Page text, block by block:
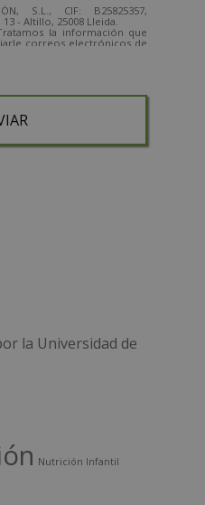
S.L., CIF: B25825357,
- Altillo, 25008 Lleida.
la información que
correos electrónicos de
los productos ofrecidos y
de su interés.
derechos identificándose
nuestra Política de
(vía telefónica y/o
la Universidad de
Nutrición Infantil